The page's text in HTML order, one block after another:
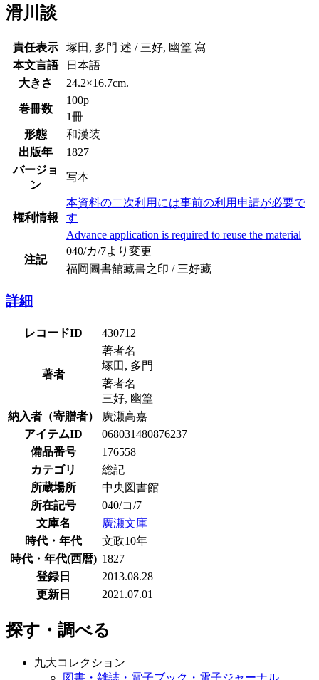
滑川談
責任表示
塚田, 多門 述 / 三好, 幽篁 寫
本文言語
日本語
大きさ
24.2×16.7cm.
巻冊数
100p
1冊
形態
和漢装
出版年
1827
バージョ
ン
写本
権利情報
本資料の二次利用には事前の利用申請が必要で
す
Advance application is required to reuse the material
注記
040/カ/7より変更
福岡圖書館藏書之印 / 三好藏
詳細
レコードID 430712
著者
著者名
塚田, 多門
著者名
三好, 幽篁
納入者（寄贈者）
廣瀬高嘉
アイテムID
068031480876237
備品番号
176558
カテゴリ
総記
所蔵場所
中央図書館
所在記号
040/コ/7
文庫名
廣瀬文庫
時代・年代
文政10年
時代・年代(西暦) 1827
登録日
2013.08.28
更新日
2021.07.01
探す・調べる
九大コレクション
図書・雑誌・電子ブック・電子ジャーナル